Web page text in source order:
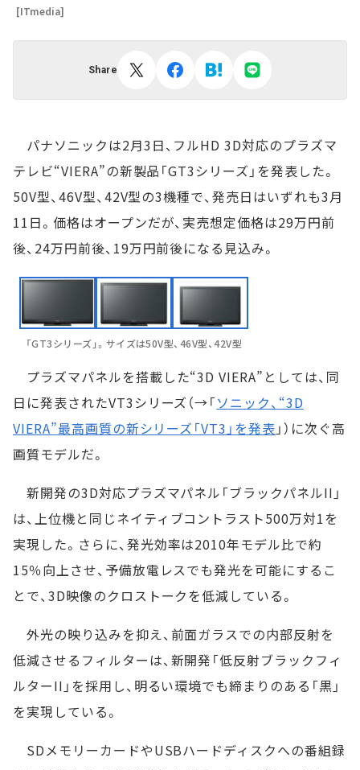
[ITmedia]
Share
パナソニックは2月3日、フルHD 3D対応のプラズマ
テレビ“VIERA”の新製品「GT3シリーズ」を発表した。
50V型、46V型、42V型の3機種で、発売日はいずれも3月
11日。価格はオープンだが、実売想定価格は29万円前
後、24万円前後、19万円前後になる見込み。
「GT3シリーズ」。サイズは50V型、46V型、42V型
プラズマパネルを搭載した“3D VIERA”としては、同
日に発表されたVT3シリーズ（→「ソニック、“3D
VIERA”最高画質の新シリーズ「VT3」を発表 」）に次ぐ高
画質モデルだ。
新開発の3D対応プラズマパネル「ブラックパネルII」
は、上位機と同じネイティブコントラスト500万対1を
実現した。さらに、発光効率は2010年モデル比で約
15％向上させ、予備放電レスでも発光を可能にするこ
とで、3D映像のクロストークを低減している。
外光の映り込みを抑え、前面ガラスでの内部反射を
低減させるフィルターは、新開発「低反射ブラックフィ
ルターII」を採用し、明るい環境でも締まりのある「黒」
を実現している。
SDメモリーカードやUSBハードディスクへの番組録